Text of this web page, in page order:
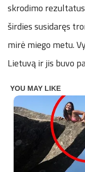
skrodimo
širdies susidaręs
mirė miego metu.
Lietuvą ir jis buvo